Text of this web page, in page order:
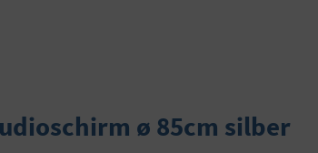
ø 85cm silber